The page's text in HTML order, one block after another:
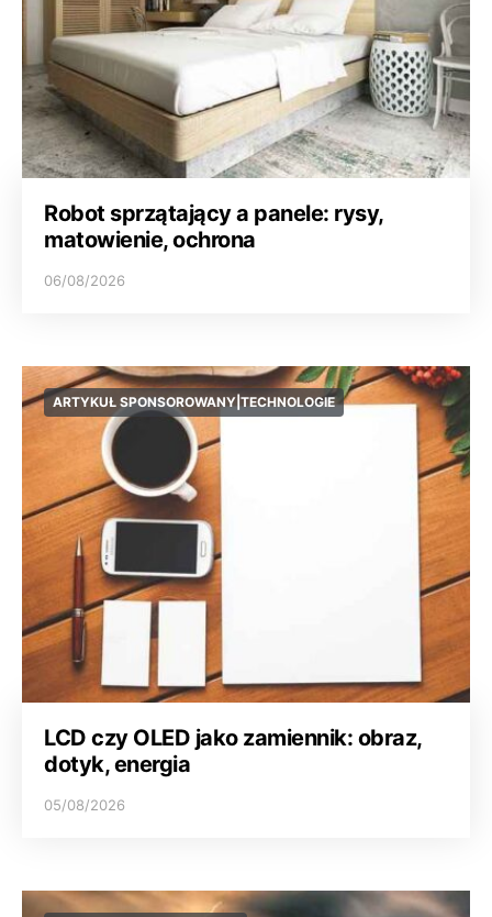
Robot sprzątający a panele: rysy,
matowienie, ochrona
06/08/2026
ARTYKUŁ SPONSOROWANY|TECHNOLOGIE
LCD czy OLED jako zamiennik: obraz,
dotyk, energia
05/08/2026